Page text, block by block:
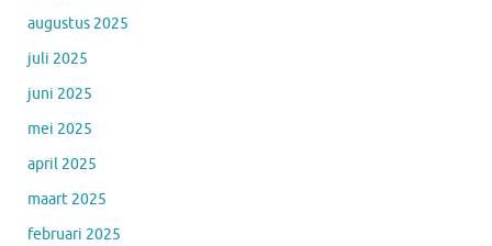
augustus 2025
juli 2025
juni 2025
mei 2025
april 2025
maart 2025
februari 2025